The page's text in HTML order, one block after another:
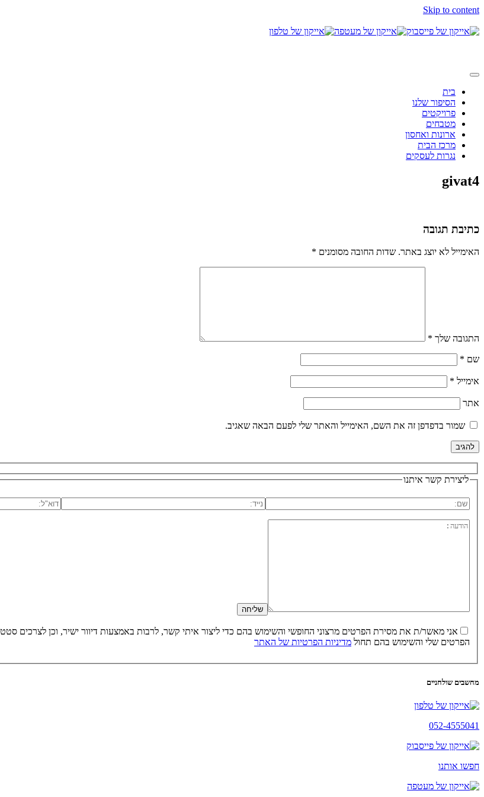
Skip to content
בית
הסיפור שלנו
פרויקטים
מטבחים
ארונות ואחסון
מרכז הבית
נגרות לעסקים
givat4
כתיבת תגובה
האימייל לא יוצג באתר. שדות החובה מסומנים *
התגובה שלך *
שם *
אימייל *
אתר
שמור בדפדפן זה את השם, האימייל והאתר שלי לפעם הבאה שאגיב.
ליצירת קשר איתנו
הפרטים שלי והשימוש בהם תחול מדיניות הפרטיות של האתר
מחשבים שולחניים
052-4555041
חפשו אותנו